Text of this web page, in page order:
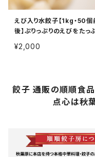
えび入り水餃子【1kg・50個
後】ぷりっぷりのえびをたっ
¥2,000
餃子 通販の順順食品
点心は秋